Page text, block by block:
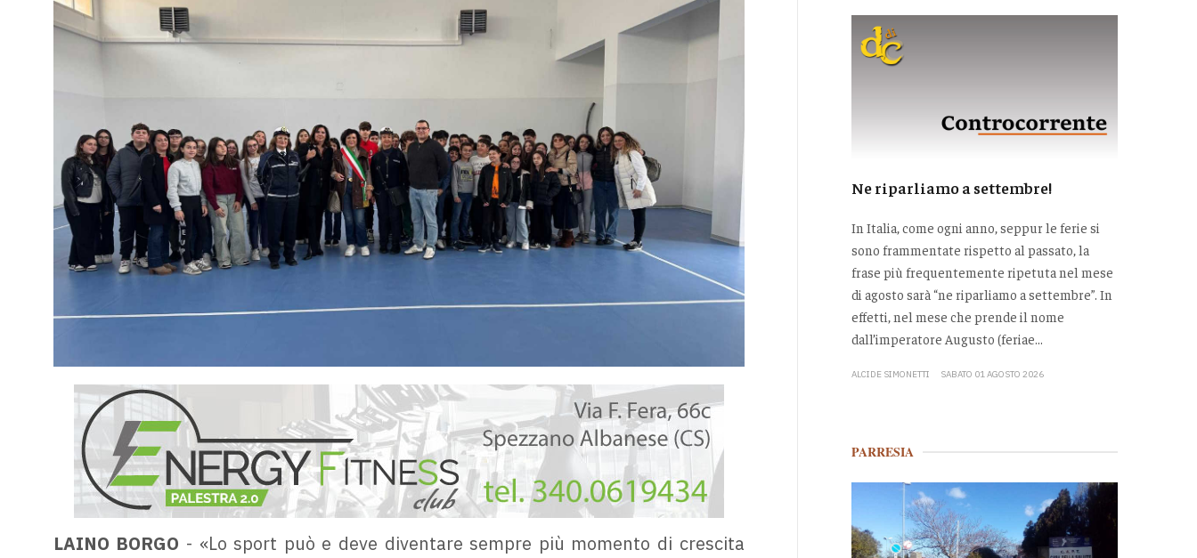
LAINO BORGO - «Lo sport può e deve diventare sempre più momento di crescita
Ne riparliamo a settembre!
In Italia, come ogni anno, seppur le ferie si
sono frammentate rispetto al passato, la
frase più frequentemente ripetuta nel mese
di agosto sarà “ne riparliamo a settembre”. In
effetti, nel mese che prende il nome
dall’imperatore Augusto (feriae...
ALCIDE SIMONETTI SABATO 01 AGOSTO 2026
PARRESIA